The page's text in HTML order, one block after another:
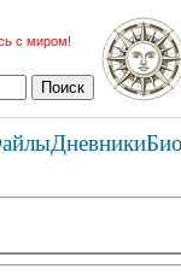
с миром!
Дневники